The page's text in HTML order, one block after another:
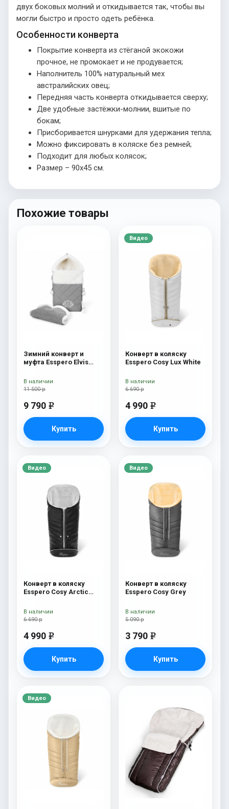
двух боковых молний и откидывается так, чтобы вы
могли быстро и просто одеть ребёнка.
Особенности конверта
Покрытие конверта из стёганой экокожи
прочное, не промокает и не продувается;
Наполнитель 100% натуральный мех
австралийских овец;
Передняя часть конверта откидывается сверху;
Две удобные застёжки-молнии, вшитые по
бокам;
Присборивается шнурками для удержания тепла;
Можно фиксировать в коляске без ремней;
Подходит для любых колясок;
Размер – 90х45 см.
Похожие товары
Зимний конверт и
муфта Esspero Elvis
11 500 р
9 790 e
Купить
В наличии
Видео
Конверт в коляску
Esspero Cosy Lux White
6 690 р
4 990 e
Купить
В наличии
Видео
Конверт в коляску
Esspero Cosy Arctic
6 690 р
4 990 e
Купить
В наличии
Видео
Конверт в коляску
Esspero Cosy Grey
5 090 р
3 790 e
Купить
В наличии
Видео